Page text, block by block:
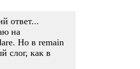
ответ...
на
Но в remain
слог, как в